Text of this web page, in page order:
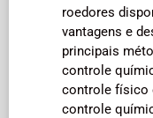
roedores
vantagens e
principais
controle
controle físico
controle